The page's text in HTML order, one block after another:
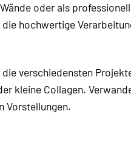
oder als
hochwertige
verschiedensten
kleine Collagen.
Vorstellungen.